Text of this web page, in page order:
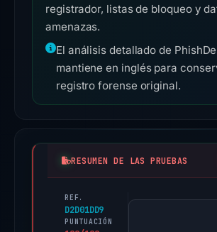
registrador, listas de bloqueo y
amenazas.
El análisis detallado de
mantiene en inglés para
registro forense original.
RESUMEN DE LAS PRUEBAS
REF.
D2D01DD9
PUNTUACIÓN
PhishDestroy